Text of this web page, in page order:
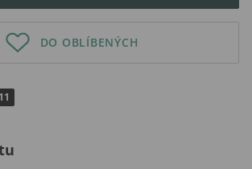
DO OBLÍBENÝCH